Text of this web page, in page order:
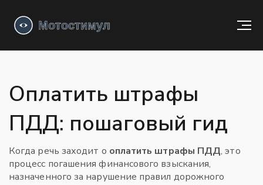
Оплатить штрафы
ПДД: пошаговый гид
Когда речь заходит о оплатить штрафы ПДД,это
процесс погашения финансового взыскания,
назначенного за нарушение правил дорожного